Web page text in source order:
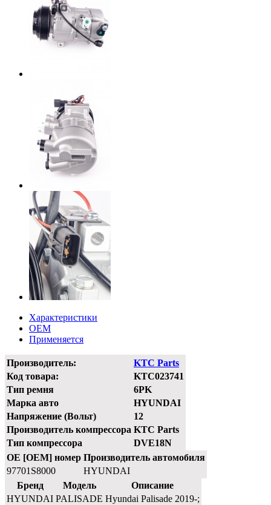
Характеристики
OEM
Применяется
Производитель:
KTC Parts
Код товара:
KTC023741
Тип ремня
6PK
Марка авто
HYUNDAI
Напряжение (Вольт)
12
Производитель компрессора KTC Parts
Тип компрессора
DVE18N
OE [OEM] номер Производитель автомобиля
97701S8000
HYUNDAI
Бренд
Модель
Описание
HYUNDAI PALISADE Hyundai Palisade 2019-;